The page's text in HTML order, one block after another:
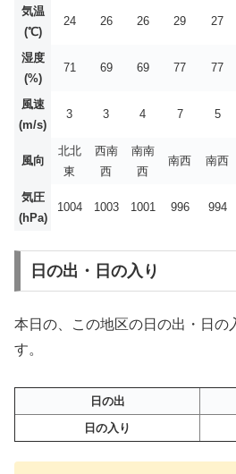
気温
(℃)
24 26 26 29 27
湿度
(%)
71 69 69 77 77
風速
(m/s)
3 3 4 7 5
風向
北北
東
西南
西
南南
西
南西 南西
気圧
(hPa)
1004 1003 1001 996 994
日の出・日の入り
本日の、この地区の日の出・日の
す。
日の出
日の入り